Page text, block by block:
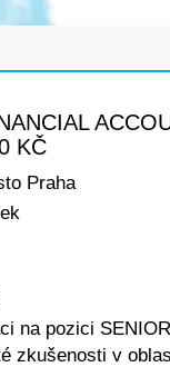
KČ
Praha
na pozici
zkušenosti v